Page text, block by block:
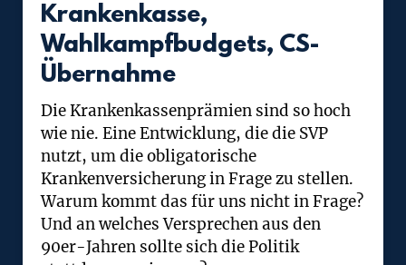
Krankenkasse,
Wahlkampfbudgets, CS-
Übernahme
Die Krankenkassenprämien sind so hoch
wie nie. Eine Entwicklung, die die SVP
nutzt, um die obligatorische
Krankenversicherung in Frage zu stellen.
Warum kommt das für uns nicht in Frage?
Und an welches Versprechen aus den
90er-Jahren sollte sich die Politik